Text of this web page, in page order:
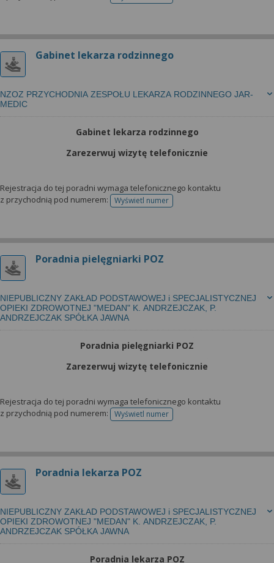
Gabinet lekarza rodzinnego
NZOZ PRZYCHODNIA ZESPOŁU LEKARZA RODZINNEGO JAR-
MEDIC
Gabinet lekarza rodzinnego
Zarezerwuj wizytę telefonicznie
Rejestracja do tej poradni wymaga telefonicznego kontaktu
z przychodnią pod numerem:
Wyświetl numertelefonu do rejestracji
Poradnia pielęgniarki POZ
NIEPUBLICZNY ZAKŁAD PODSTAWOWEJ i SPECJALISTYCZNEJ
OPIEKI ZDROWOTNEJ "MEDAN" K. ANDRZEJCZAK, P.
ANDRZEJCZAK SPÓŁKA JAWNA
Poradnia pielęgniarki POZ
Zarezerwuj wizytę telefonicznie
Rejestracja do tej poradni wymaga telefonicznego kontaktu
z przychodnią pod numerem:
Wyświetl numertelefonu do rejestracji
Poradnia lekarza POZ
NIEPUBLICZNY ZAKŁAD PODSTAWOWEJ i SPECJALISTYCZNEJ
OPIEKI ZDROWOTNEJ "MEDAN" K. ANDRZEJCZAK, P.
ANDRZEJCZAK SPÓŁKA JAWNA
Poradnia lekarza POZ